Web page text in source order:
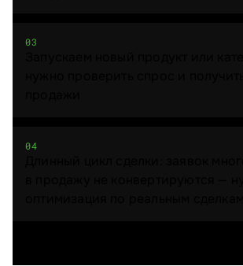
03
04